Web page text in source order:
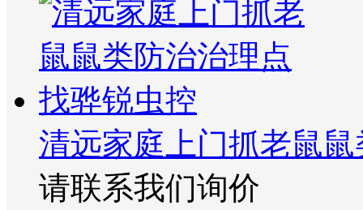
清远家庭上门抓老鼠
请联系我们询价